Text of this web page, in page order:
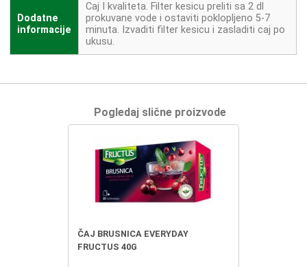
Dodatne
informacije
Caj I kvaliteta. Filter kesicu preliti sa 2 dl
prokuvane vode i ostaviti poklopljeno 5-7
minuta. Izvaditi filter kesicu i zasladiti caj po
ukusu.
Pogledaj slične proizvode
ČAJ BRUSNICA EVERYDAY
FRUCTUS 40G